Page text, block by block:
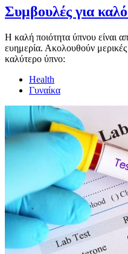
Συμβουλές για
Η καλή ποιότητα ύπνου είναι
ευημερία. Ακολουθούν μερικές
καλύτερο ύπνο:
Health
Γυναίκα